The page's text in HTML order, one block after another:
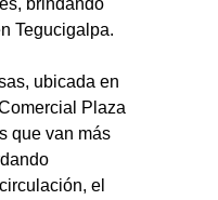
Tegucigalpa.
ubicada en
Plaza
que van más
el